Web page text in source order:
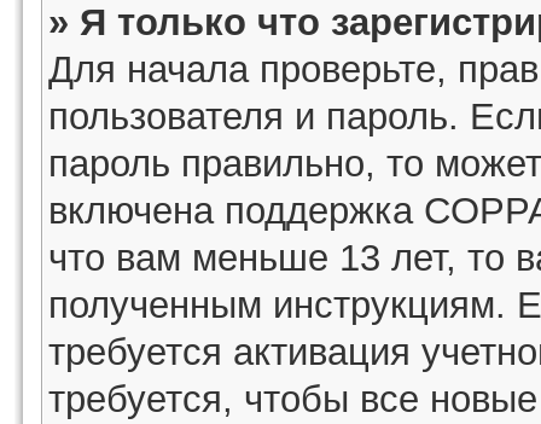
» Я только что
Для начала проверьте,
пользователя и пароль.
пароль правильно, то
включена поддержка
что вам меньше 13 лет, то
полученным инструкциям.
требуется активация
требуется, чтобы все